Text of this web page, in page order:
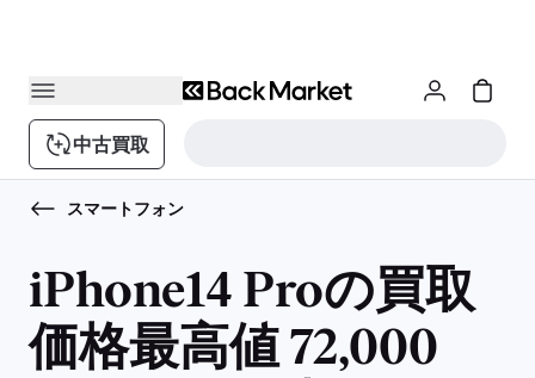
中古買取
スマートフォン
iPhone14 Proの買取
価格最高値 72,000